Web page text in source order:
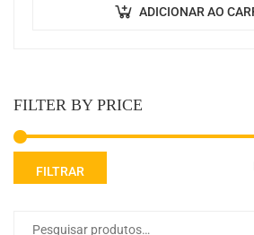
ADICIONAR AO
FILTER BY PRICE
FILTRAR